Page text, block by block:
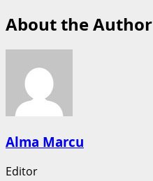
About the Author
Alma Marcu
Editor